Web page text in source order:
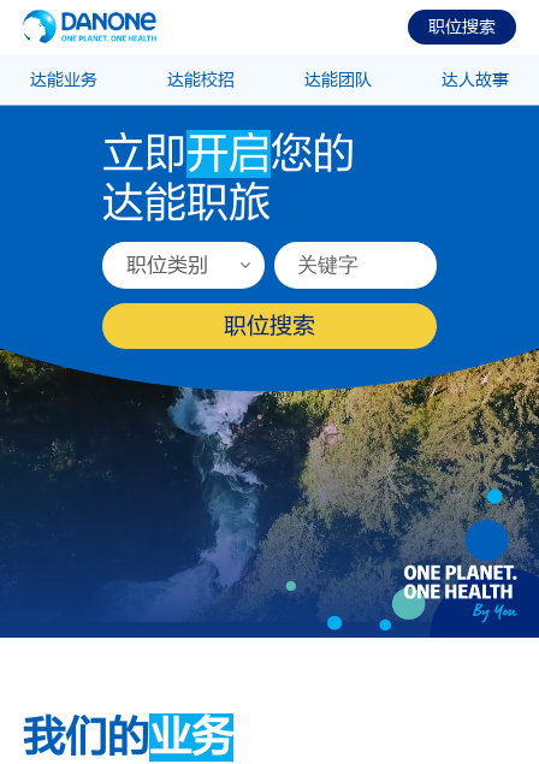
职位搜索
达能业务 达能校招 达能团队 达人故事
立即开启您的
达能职旅
职位类别
职位搜索
我们的业务